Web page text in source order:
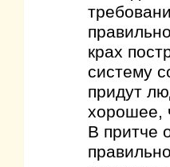
крах
систему
придут
хорошее,
В притче